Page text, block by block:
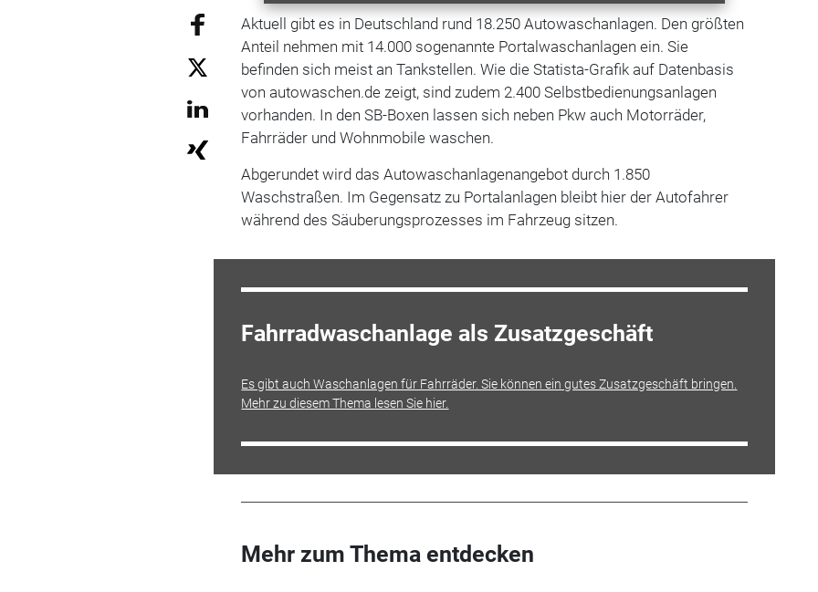
Aktuell gibt es in Deutschland rund 18.250 Autowaschanlagen. Den größten
Anteil nehmen mit 14.000 sogenannte Portalwaschanlagen ein. Sie
befinden sich meist an Tankstellen. Wie die Statista-Grafik auf Datenbasis
von autowaschen.de zeigt, sind zudem 2.400 Selbstbedienungsanlagen
vorhanden. In den SB-Boxen lassen sich neben Pkw auch Motorräder,
Fahrräder und Wohnmobile waschen.
Abgerundet wird das Autowaschanlagenangebot durch 1.850
Waschstraßen. Im Gegensatz zu Portalanlagen bleibt hier der Autofahrer
während des Säuberungsprozesses im Fahrzeug sitzen.
Fahrradwaschanlage als Zusatzgeschäft
Es gibt auch Waschanlagen für Fahrräder. Sie können ein gutes Zusatzgeschäft bringen.
Mehr zu diesem Thema lesen Sie hier.
Mehr zum Thema entdecken